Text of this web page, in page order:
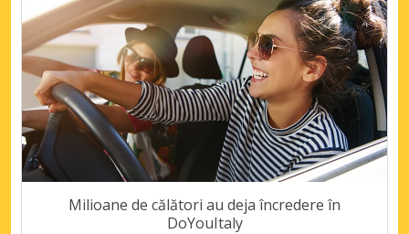
Milioane de călători au deja încredere în
DoYouItaly